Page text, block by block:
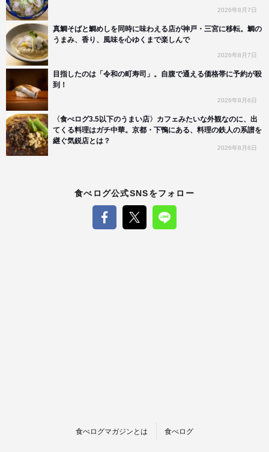
2026年8月7日
真鯛そばと鯛めしを同時に味わえる店が神戸・三宮に移転。鯛の
うまみ、香り、風味を心ゆくまで楽しんで
2026年8月7日
目指したのは「令和の町寿司」。自腹で通える価格帯に予約が殺
到！
2026年8月6日
〈食べログ3.5以下のうまい店〉カフェみたいな外観なのに、出
てくる料理はガチ中華。京都・下鴨にある、料理の鉄人の系譜を
継ぐ気鋭店とは？
2026年8月6日
食べログ公式SNSをフォロー
食べログマガジンとは 食べログ